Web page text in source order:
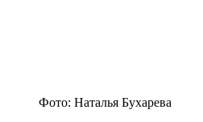
Фото: Наталья Бухарева